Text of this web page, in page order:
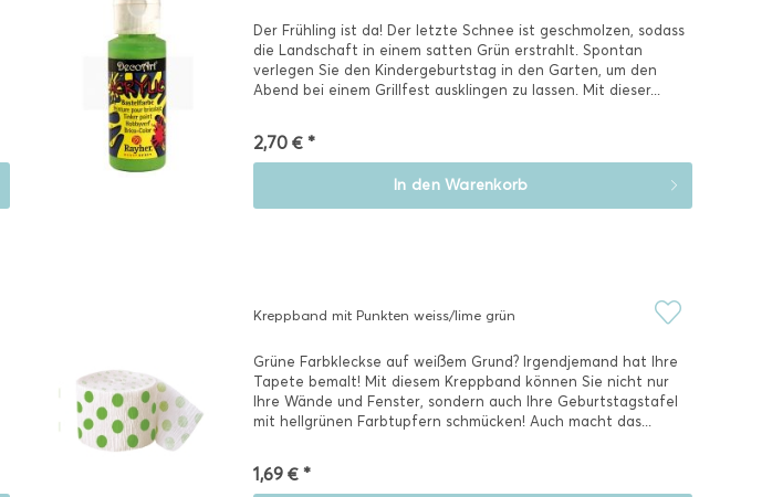
Der Frühling ist da! Der letzte Schnee ist geschmolzen, sodass
die Landschaft in einem satten Grün erstrahlt. Spontan
verlegen Sie den Kindergeburtstag in den Garten, um den
Abend bei einem Grillfest ausklingen zu lassen. Mit dieser...
2,70 € *
In den Warenkorb
Kreppband mit Punkten weiss/lime grün
Grüne Farbkleckse auf weißem Grund? Irgendjemand hat Ihre
Tapete bemalt! Mit diesem Kreppband können Sie nicht nur
Ihre Wände und Fenster, sondern auch Ihre Geburtstagstafel
mit hellgrünen Farbtupfern schmücken! Auch macht das...
1,69 € *